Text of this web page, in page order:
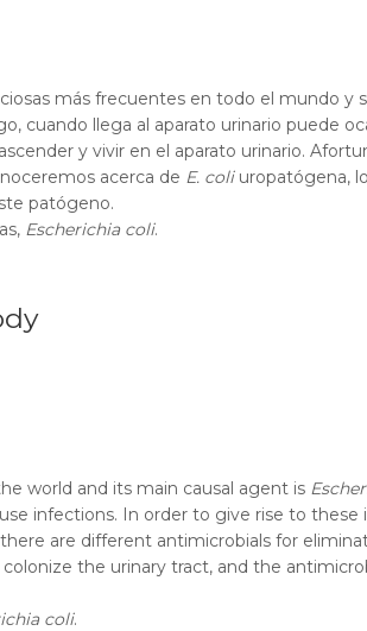
más frecuentes en todo el mundo y
cuando llega al aparato urinario puede
y vivir en el aparato urinario.
acerca de E. coli uropatógena,
patógeno.
Escherichia coli.
world and its main causal agent is
infections. In order to give rise to these
are different antimicrobials for
the urinary tract, and the
coli.